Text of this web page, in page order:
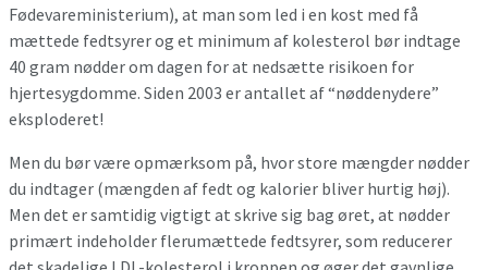
Fødevareministerium), at man som led i en kost med få
mættede fedtsyrer og et minimum af kolesterol bør indtage
40 gram nødder om dagen for at nedsætte risikoen for
hjertesygdomme. Siden 2003 er antallet af “nøddenydere”
eksploderet!
Men du bør være opmærksom på, hvor store mængder nødder
du indtager (mængden af fedt og kalorier bliver hurtig høj).
Men det er samtidig vigtigt at skrive sig bag øret, at nødder
primært indeholder flerumættede fedtsyrer, som reducerer